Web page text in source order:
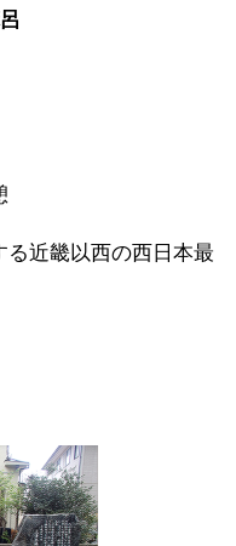
近畿以西の西日本最